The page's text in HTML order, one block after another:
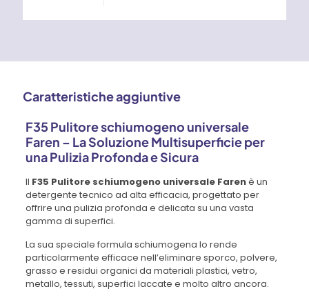
Caratteristiche aggiuntive
F35 Pulitore schiumogeno universale
Faren – La Soluzione Multisuperficie per
una Pulizia Profonda e Sicura
Il F35 Pulitore schiumogeno universale Farenè un
detergente tecnico ad alta efficacia, progettato per
offrire una pulizia profonda e delicata su una vasta
gamma di superfici.
La sua speciale formula schiumogena lo rende
particolarmente efficace nell’eliminare sporco, polvere,
grasso e residui organici da materiali plastici, vetro,
metallo, tessuti, superfici laccate e molto altro ancora.